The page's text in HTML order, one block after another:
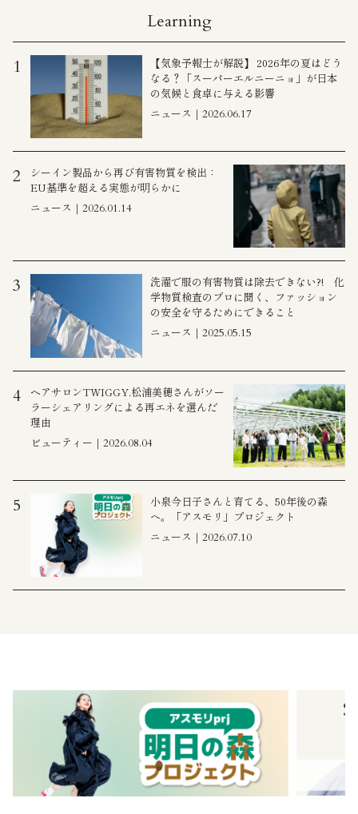
Learning
1
【気象予報士が解説】 2026年の夏はどう
なる？「スーパーエルニーニョ」が日本
の気候と食卓に与える影響
ニュース｜2026.06.17
2
シーイン製品から再び有害物質を検出：
EU基準を超える実態が明らかに
ニュース｜2026.01.14
3
洗濯で服の有害物質は除去できない?! 化
学物質検査のプロに聞く、ファッション
の安全を守るためにできること
ニュース｜2025.05.15
4
ヘアサロンTWIGGY.松浦美穂さんがソー
ラーシェアリングによる再エネを選んだ
理由
ビューティー｜2026.08.04
5
小泉今日子さんと育てる、50年後の森
へ。「アスモリ」プロジェクト
ニュース｜2026.07.10